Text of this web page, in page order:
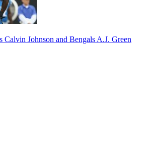
Calvin Johnson and Bengals A.J. Green